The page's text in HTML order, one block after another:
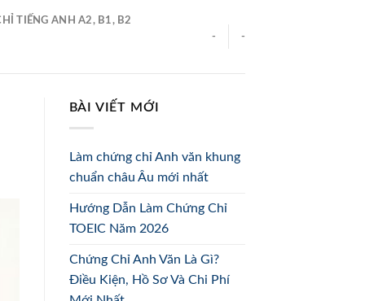
TIẾNG ANH A2, B1, B2
- -
BÀI VIẾT MỚI
Làm chứng chỉ Anh văn khung
chuẩn châu Âu mới nhất
Hướng Dẫn Làm Chứng Chỉ
TOEIC Năm 2026
Chứng Chỉ Anh Văn Là Gì?
Điều Kiện, Hồ Sơ Và Chi Phí